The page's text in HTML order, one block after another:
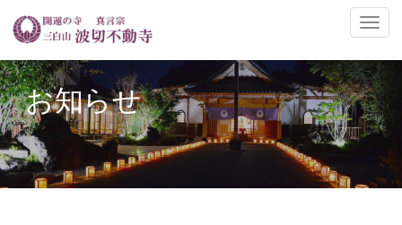
ナ
ゲ
ー
シ
ョ
の
切
お知らせ